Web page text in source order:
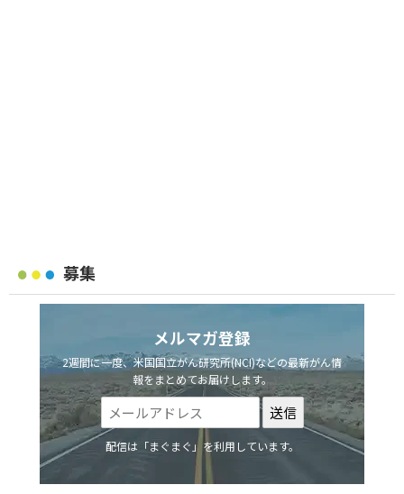
募集
メルマガ登録
2週間に一度、米国国立がん研究所(NCI)などの最新がん情
報をまとめてお届けします。
配信は「まぐまぐ」を利用しています。